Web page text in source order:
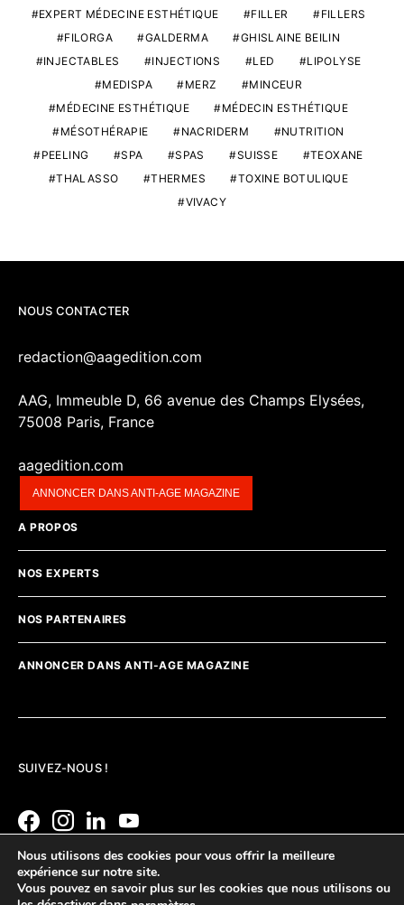
EXPERT MÉDECINE ESTHÉTIQUE
FILLER
FILLERS
FILORGA
GALDERMA
GHISLAINE BEILIN
INJECTABLES
INJECTIONS LED
LIPOLYSE
MEDISPA
MERZ
MINCEUR
MÉDECINE ESTHÉTIQUE
MÉDECIN ESTHÉTIQUE
MÉSOTHÉRAPIE
NACRIDERM
NUTRITION
PEELING
SPA SPAS SUISSE
TEOXANE
THALASSO
THERMES
TOXINE BOTULIQUE
VIVACY
NOUS CONTACTER
redaction@aagedition.com
AAG, Immeuble D, 66 avenue des Champs Elysées,
75008 Paris, France
aagedition.com
ANNONCER DANS ANTI-AGE MAGAZINE
A PROPOS
NOS EXPERTS
NOS PARTENAIRES
ANNONCER DANS ANTI-AGE MAGAZINE
SUIVEZ-NOUS !
Nous utilisons des cookies pour vous offrir la meilleure
expérience sur notre site.
Vous pouvez en savoir plus sur les cookies que nous utilisons ou